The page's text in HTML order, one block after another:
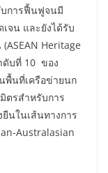
บการฟื้นฟูจนมี
จน และยังได้รับ
Heritage
ดับที่ 10 ของ
พื้นที่เครือข่ายนก
ตรสำหรับการ
นในเส้นทางการ
Australasian